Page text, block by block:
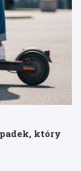
który